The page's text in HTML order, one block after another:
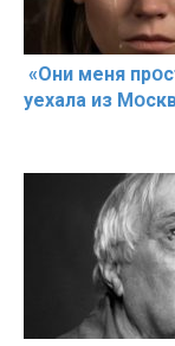
«Они меня
уехала из